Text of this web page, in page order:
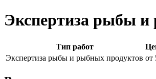
Экспертиза рыбы
Тип работ
Экспертиза рыбы и рыбных продуктов от